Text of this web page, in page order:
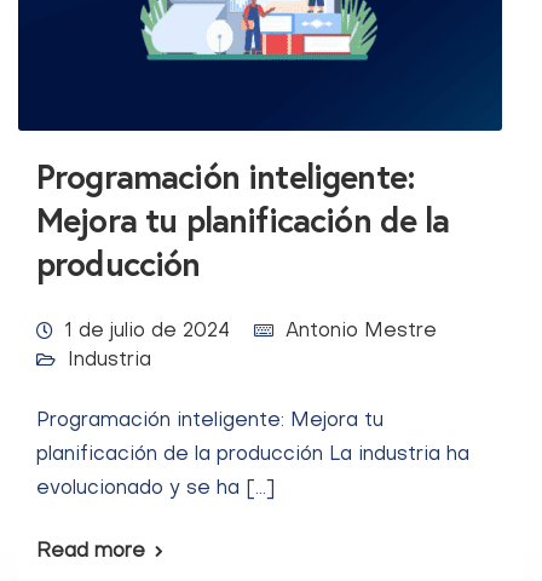
Programación inteligente:
Mejora tu planificación de la
producción
1 de julio de 2024
Antonio Mestre
Industria
Programación inteligente: Mejora tu
planificación de la producción La industria ha
evolucionado y se ha […]
Read more